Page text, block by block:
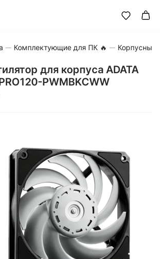
Комплектующие для ПК 🔥 Корпусные
для корпуса ADATA
PWMBKCWW